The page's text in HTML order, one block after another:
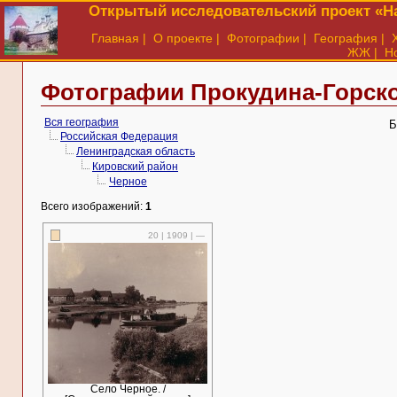
Открытый исследовательский проект
Главная | О проекте | Фотографии | География |
ЖЖ |
Фотографии Прокудина-
Вся география
Российская Федерация
Ленинградская область
Кировский район
Черное
Всего изображений: 1
20 | 1909 | —
Село Черное. /